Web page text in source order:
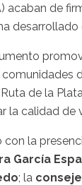
acaban de
ha
de la
la calidad de
la
García
; la